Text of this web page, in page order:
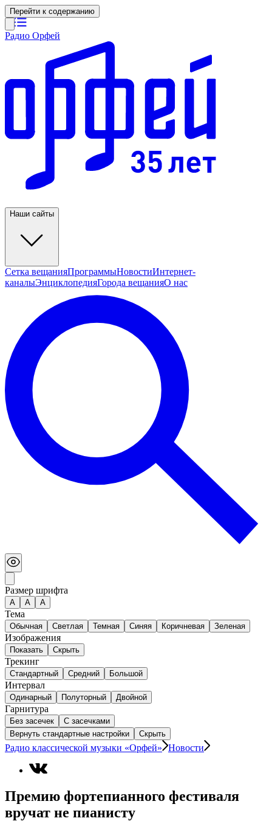
Перейти к содержанию
Радио Орфей
Наши сайты
Сетка вещанияПрограммыНовостиИнтернет-
каналыЭнциклопедияГорода вещанияО нас
Размер шрифта
А A A
Тема
Обычная Светлая Темная Синяя Коричневая Зеленая
Изображения
Показать Скрыть
Трекинг
Стандартный Средний Большой
Интервал
Одинарный Полуторный Двойной
Гарнитура
Без засечек
С засечками
Вернуть стандартные настройки
Скрыть
Радио классической музыки «Орфей» Новости
Премию фортепианного фестиваля
вручат не пианисту